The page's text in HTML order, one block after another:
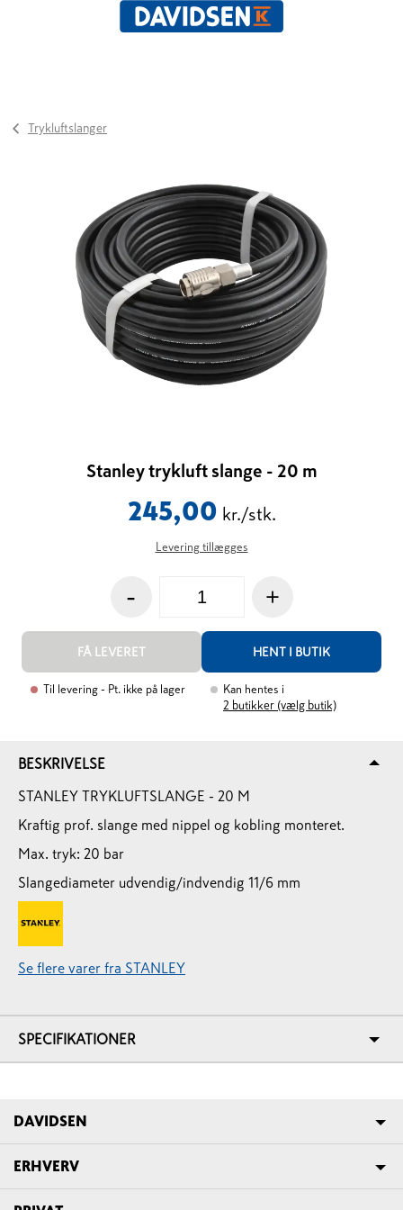
Trykluftslanger
Stanley trykluft slange - 20 m
245,00 kr./stk.
Levering tillægges
- +
FÅ LEVERET HENT I BUTIK
Til levering - Pt. ikke på lager
Kan hentes i
2 butikker (vælg butik)
BESKRIVELSE
STANLEY TRYKLUFTSLANGE - 20 M
Kraftig prof. slange med nippel og kobling monteret.
Max. tryk: 20 bar
Slangediameter udvendig/indvendig 11/6 mm
Se flere varer fra STANLEY
SPECIFIKATIONER
DAVIDSEN
ERHVERV